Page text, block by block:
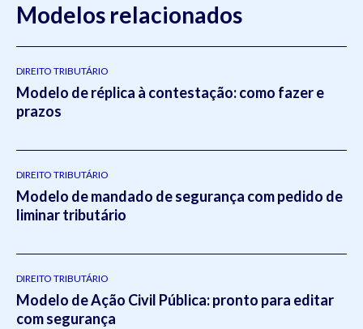
Modelos relacionados
DIREITO TRIBUTÁRIO
Modelo de réplica à contestação: como fazer e
prazos
DIREITO TRIBUTÁRIO
Modelo de mandado de segurança com pedido de
liminar tributário
DIREITO TRIBUTÁRIO
Modelo de Ação Civil Pública: pronto para editar
com segurança